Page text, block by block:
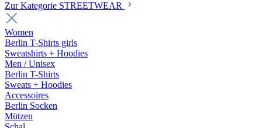
Zur Kategorie STREETWEAR
Women
Berlin T-Shirts girls
Sweatshirts + Hoodies
Men / Unisex
Berlin T-Shirts
Sweats + Hoodies
Accessoires
Berlin Socken
Mützen